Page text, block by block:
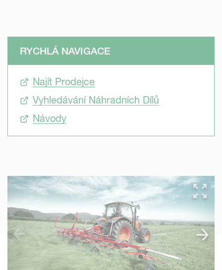
RYCHLÁ NAVIGACE
Najít Prodejce
Vyhledávání Náhradních Dílů
Návody